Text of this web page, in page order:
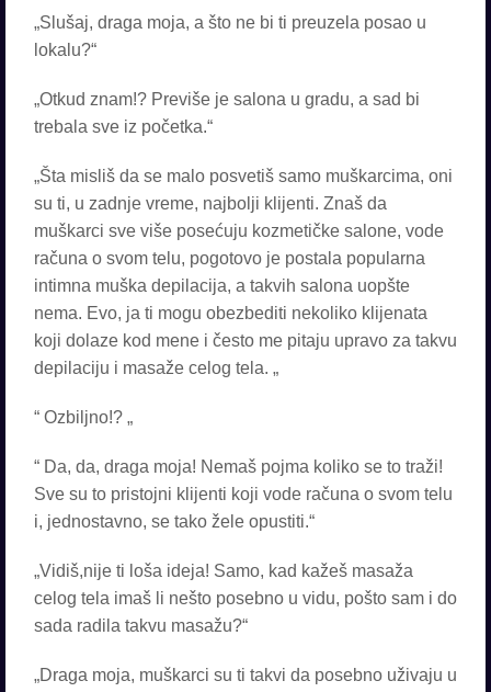
„Slušaj, draga moja, a što ne bi ti preuzela posao u
lokalu?“
„Otkud znam!? Previše je salona u gradu, a sad bi
trebala sve iz početka.“
„Šta misliš da se malo posvetiš samo muškarcima, oni
su ti, u zadnje vreme, najbolji klijenti. Znaš da
muškarci sve više posećuju kozmetičke salone, vode
računa o svom telu, pogotovo je postala popularna
intimna muška depilacija, a takvih salona uopšte
nema. Evo, ja ti mogu obezbediti nekoliko klijenata
koji dolaze kod mene i često me pitaju upravo za takvu
depilaciju i masaže celog tela. „
“ Ozbiljno!? „
“ Da, da, draga moja! Nemaš pojma koliko se to traži!
Sve su to pristojni klijenti koji vode računa o svom telu
i, jednostavno, se tako žele opustiti.“
„Vidiš,nije ti loša ideja! Samo, kad kažeš masaža
celog tela imaš li nešto posebno u vidu, pošto sam i do
sada radila takvu masažu?“
„Draga moja, muškarci su ti takvi da posebno uživaju u